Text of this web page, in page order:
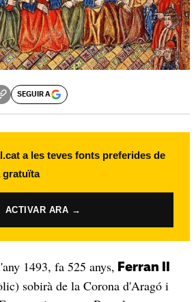
SEGUIR A
a les teves fonts preferides de
gratuïta
ACTIVAR ARA →
1493, fa 525 anys, Ferran II
sobirà de la Corona d'Aragó i